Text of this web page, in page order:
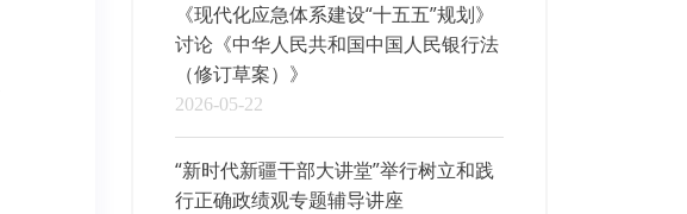
《现代化应急体系建设“十五五”规划》
讨论《中华人民共和国中国人民银行法
（修订草案）》
2026-05-22
“新时代新疆干部大讲堂”举行树立和践
行正确政绩观专题辅导讲座